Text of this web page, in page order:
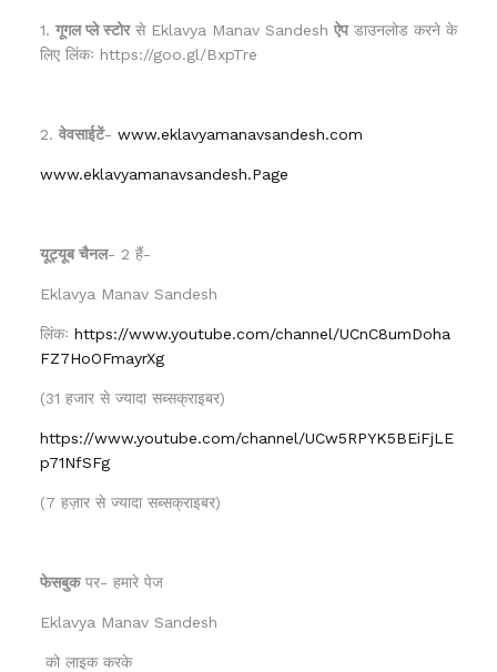
1. गूगल प्ले स्टोरसे Eklavya Manav Sandesh ऐपडाउनलोड करने के
लिए लिंकः https://goo.gl/BxpTre
2. वेवसाईटें- www.eklavyamanavsandesh.com
www.eklavyamanavsandesh.Page
यूट्यूब चैनल- 2 हैं-
Eklavya Manav Sandesh
लिंकः https://www.youtube.com/channel/UCnC8umDoha
FZ7HoOFmayrXg
(31 हजार से ज्यादा सब्सक्राइबर)
https://www.youtube.com/channel/UCw5RPYK5BEiFjLE
p71NfSFg
(7 हज़ार से ज्यादा सब्सक्राइबर)
फेसबुकपर- हमारे पेज
Eklavya Manav Sandesh
को लाइक करके